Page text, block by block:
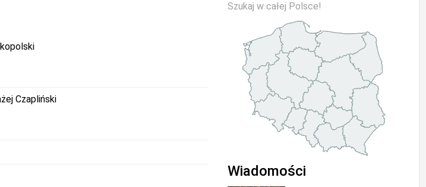
Czapliński
Szukaj w całej Polsce!
Wiadomości